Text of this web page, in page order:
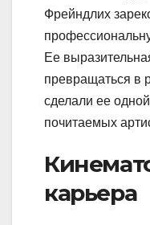
Фрейндлих
Ее
превращаться в
сделали ее
почитаемых
карьера